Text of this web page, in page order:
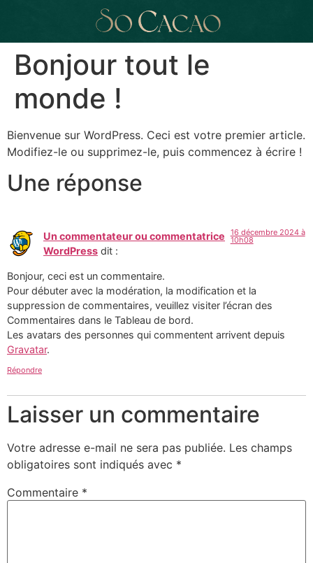
Bonjour tout le
monde !
Bienvenue sur WordPress. Ceci est votre premier article.
Modifiez-le ou supprimez-le, puis commencez à écrire !
Une réponse
Un commentateur ou commentatrice
WordPress dit :
16 décembre 2024 à
10h08
Bonjour, ceci est un commentaire.
Pour débuter avec la modération, la modification et la
suppression de commentaires, veuillez visiter l’écran des
Commentaires dans le Tableau de bord.
Les avatars des personnes qui commentent arrivent depuis
Gravatar.
Répondre
Laisser un commentaire
Votre adresse e-mail ne sera pas publiée. Les champs
obligatoires sont indiqués avec *
Commentaire *